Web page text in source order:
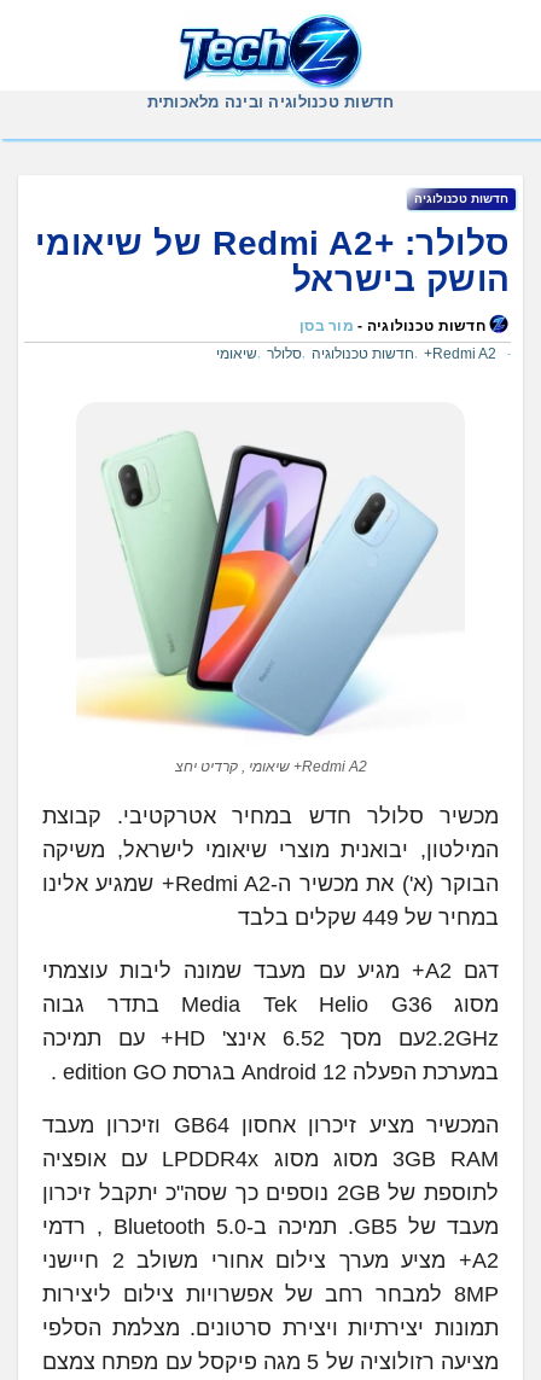
חדשות טכנולוגיה ובינה מלאכותית
חדשות טכנולוגיה
סלולר: +Redmi A2 של שיאומי
הושק בישראל
חדשות טכנולוגיה - מור בסן
Redmi A2+
חדשות טכנולוגיה סלולר שיאומי
Redmi A2+ שיאומי , קרדיט יחצ
מכשיר סלולר חדש במחיר אטרקטיבי. קבוצת
המילטון, יבואנית מוצרי שיאומי לישראל, משיקה
הבוקר (א') את מכשיר ה-Redmi A2+ שמגיע אלינו
במחיר של 449 שקלים בלבד
דגם A2+ מגיע עם מעבד שמונה ליבות עוצמתי
מסוג Media Tek Helio G36 בתדר גבוה
2.2GHzעם מסך 6.52 אינצ' HD+ עם תמיכה
במערכת הפעלה Android 12 בגרסת edition GO .
המכשיר מציע זיכרון אחסון GB64 וזיכרון מעבד
3GB RAM מסוג מסוג LPDDR4x עם אופציה
לתוספת של 2GB נוספים כך שסה"כ יתקבל זיכרון
מעבד של GB5. תמיכה ב-Bluetooth 5.0 , רדמי
A2+ מציע מערך צילום אחורי משולב 2 חיישני
8MP למבחר רחב של אפשרויות צילום ליצירות
תמונות יצירתיות ויצירת סרטונים. מצלמת הסלפי
מציעה רזולוציה של 5 מגה פיקסל עם מפתח צמצם